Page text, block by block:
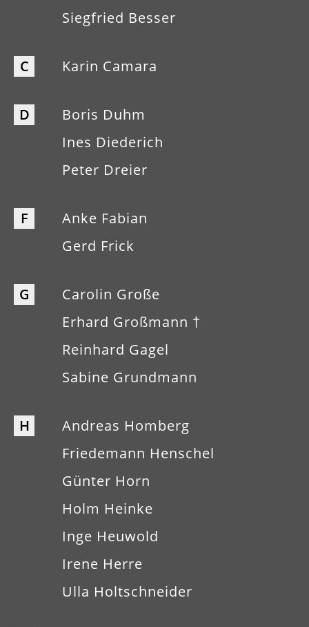
Siegfried Besser
C Karin Camara
D
Boris Duhm
Ines Diederich
Peter Dreier
F
Anke Fabian
Gerd Frick
G
Carolin Große
Erhard Großmann †
Reinhard Gagel
Sabine Grundmann
H
Andreas Homberg
Friedemann Henschel
Günter Horn
Holm Heinke
Inge Heuwold
Irene Herre
Ulla Holtschneider